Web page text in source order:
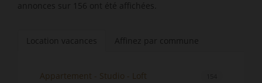
annonces sur 156 ont été affichées.
Location vacances Affinez par commune
Appartement - Studio - Loft